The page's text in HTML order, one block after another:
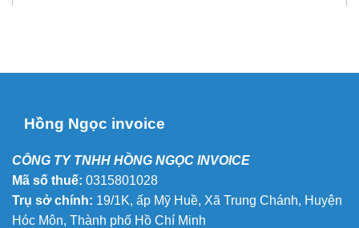
Hồng Ngọc invoice
CÔNG TY TNHH HỒNG NGỌC INVOICE
Mã số thuế: 0315801028
Trụ sở chính: 19/1K, ấp Mỹ Huề, Xã Trung Chánh, Huyện
Hóc Môn, Thành phố Hồ Chí Minh